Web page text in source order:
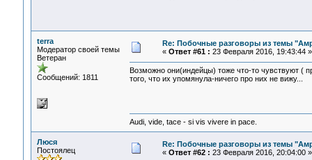
terra
Модератор своей темы
Ветеран
Сообщений: 1811
Re: Побочные разговоры из темы
« Ответ #61 : 23 Февраля 2016, 19:43:44 »
Возможно они(индейцы) тоже что-то чувствуют (
того, что их упомянула-ничего про них не вижу...
Audi, vide, tace - si vis vivere in pace.
Люся
Постоялец
Re: Побочные разговоры из темы
« Ответ #62 : 23 Февраля 2016, 20:04:00 »